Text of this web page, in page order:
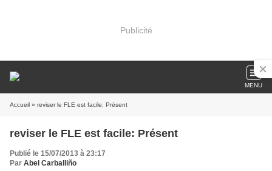
Publicité
MENU
Accueil » reviser le FLE est facile: Présent
reviser le FLE est facile: Présent
Publié le 15/07/2013 à 23:17
Par Abel Carballiño